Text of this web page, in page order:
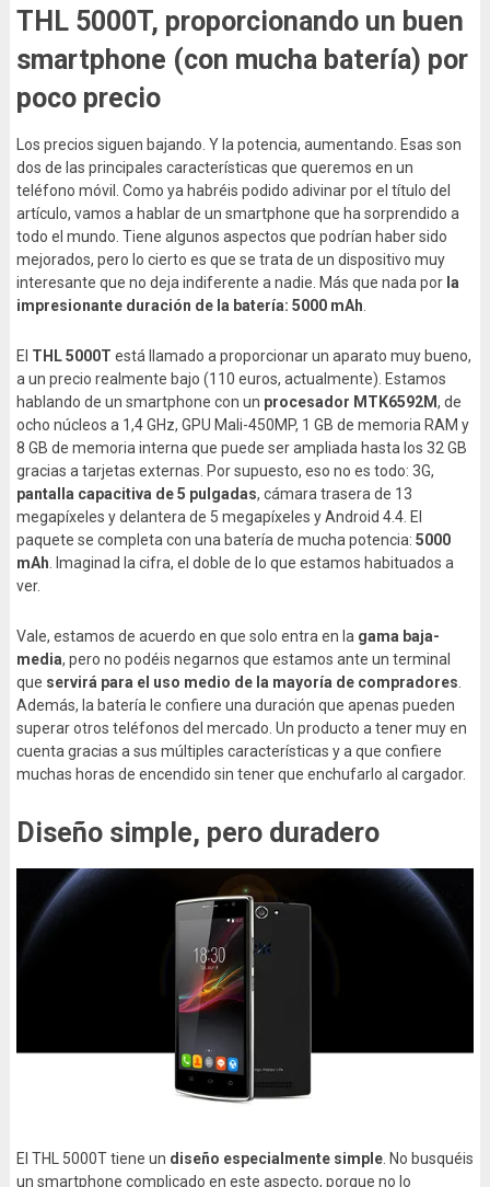
THL 5000T, proporcionando un buen
smartphone (con mucha batería) por
poco precio
Los precios siguen bajando. Y la potencia, aumentando. Esas son
dos de las principales características que queremos en un
teléfono móvil. Como ya habréis podido adivinar por el título del
artículo, vamos a hablar de un smartphone que ha sorprendido a
todo el mundo. Tiene algunos aspectos que podrían haber sido
mejorados, pero lo cierto es que se trata de un dispositivo muy
interesante que no deja indiferente a nadie. Más que nada por la
impresionante duración de la batería: 5000 mAh
El THL 5000T está llamado a proporcionar un aparato muy bueno,
a un precio realmente bajo (110 euros, actualmente). Estamos
hablando de un smartphone con un procesador MTK6592M, de
ocho núcleos a 1,4 GHz, GPU Mali-450MP, 1 GB de memoria RAM y
8 GB de memoria interna que puede ser ampliada hasta los 32 GB
gracias a tarjetas externas. Por supuesto, eso no es todo: 3G,
pantalla capacitiva de 5 pulgadas, cámara trasera de 13
megapíxeles y delantera de 5 megapíxeles y Android 4.4. El
paquete se completa con una batería de mucha potencia: 5000
mAh . Imaginad la cifra, el doble de lo que estamos habituados a
ver.
Vale, estamos de acuerdo en que solo entra en la gama baja-
media, pero no podéis negarnos que estamos ante un terminal
que servirá para el uso medio de la mayoría de compradores
Además, la batería le confiere una duración que apenas pueden
superar otros teléfonos del mercado. Un producto a tener muy en
cuenta gracias a sus múltiples características y a que confiere
muchas horas de encendido sin tener que enchufarlo al cargador.
Diseño simple, pero duradero
El THL 5000T tiene un diseño especialmente simple. No busquéis
un smartphone complicado en este aspecto, porque no lo